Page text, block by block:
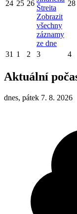
24 25 26
Štreita
Zobrazit
všechny
záznamy
ze dne
28
31 1 2 3 4
Aktuální
dnes, pátek 7. 8. 2026